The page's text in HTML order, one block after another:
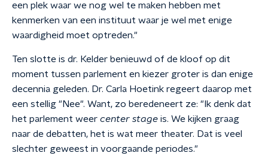
een plek waar we nog wel te maken hebben met
kenmerken van een instituut waar je wel met enige
waardigheid moet optreden."
Ten slotte is dr. Kelder benieuwd of de kloof op dit
moment tussen parlement en kiezer groter is dan enige
decennia geleden. Dr. Carla Hoetink regeert daarop met
een stellig "Nee". Want, zo beredeneert ze: "Ik denk dat
het parlement weer center stage is. We kijken graag
naar de debatten, het is wat meer theater. Dat is veel
slechter geweest in voorgaande periodes."